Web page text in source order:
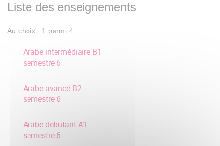
Liste des enseignements
Au choix : 1 parmi 4
Arabe intermédiaire B1
semestre 6
Arabe avancé B2
semestre 6
Arabe débutant A1
semestre 6